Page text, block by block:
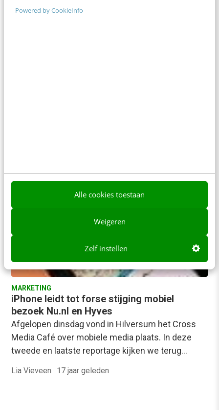
Powered by CookieInfo
Alle cookies toestaan
Weigeren
Zelf instellen
MARKETING
iPhone leidt tot forse stijging mobiel
bezoek Nu.nl en Hyves
Afgelopen dinsdag vond in Hilversum het Cross
Media Café over mobiele media plaats. In deze
tweede en laatste reportage kijken we terug…
Lia Vieveen · 17 jaar geleden